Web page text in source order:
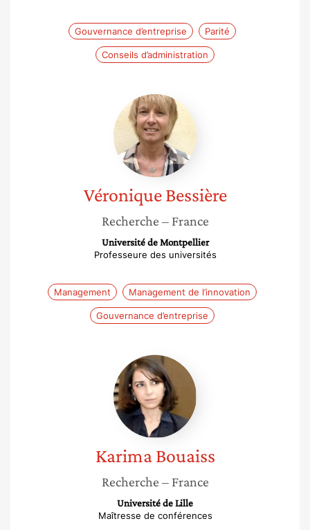
Gouvernance d’entreprise Parité
Conseils d’administration
Véronique
Bessière
Véronique Bessière
Recherche – France
Université de Montpellier
Professeure des universités
Management Management de l’innovation
Gouvernance d’entreprise
Karima
Bouaiss
Karima Bouaiss
Recherche – France
Université de Lille
Maîtresse de conférences